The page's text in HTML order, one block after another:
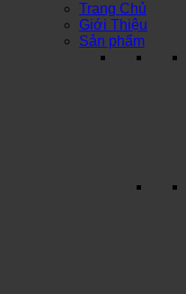
Trang Chủ
Giới Thiệu
Sản phẩm